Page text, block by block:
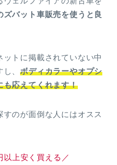
ズバット車販売を使うと良
トに掲載されていない中
し、ボディカラーやオプシ
も応えてくれます！
すのが面倒な人にはオスス
以上安く買える／